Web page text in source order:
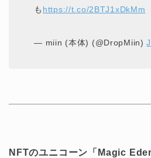
も https://t.co/2BTJ1xDkMm
— miin (本体) (@DropMiin)
NFTのユニコーン「Magic